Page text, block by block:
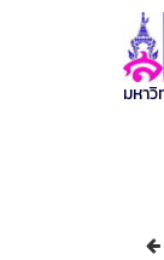
มหา